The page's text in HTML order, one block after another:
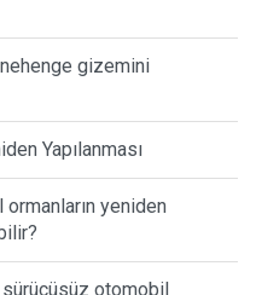
gizemini
Yapılanması
yeniden
sürücüsüz otomobil